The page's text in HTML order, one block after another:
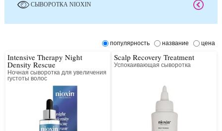
СЫВОРОТКА NIOXIN
популярность название цена
Intensive Therapy Night
Density Rescue
Ночная сыворотка для увеличения
густоты волос
Scalp Recovery Treatment
Успокаивающая сыворотка